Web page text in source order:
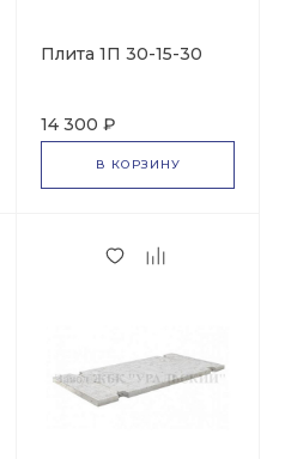
Плита 1П 30-15-30
14 300 ₽
В КОРЗИНУ